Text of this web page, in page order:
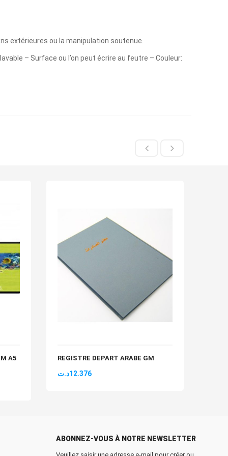
extérieures ou la manipulation soutenue.
– Surface ou l’on peut écrire au feutre – Couleur:
A5
REGISTRE DEPART ARABE GM
12.376د.ت
ABONNEZ-VOUS À NOTRE NEWSLETTER